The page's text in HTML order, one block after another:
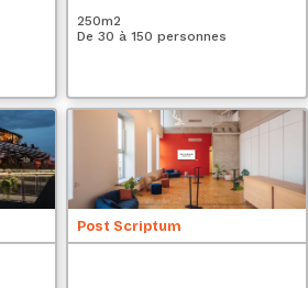
250m2
De 30 à 150 personnes
Post Scriptum